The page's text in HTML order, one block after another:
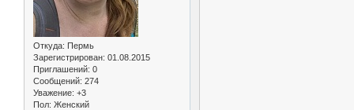
Откуда: Пермь
Зарегистрирован: 01.08.2015
Приглашений: 0
Сообщений: 274
Уважение: +3
Пол: Женский